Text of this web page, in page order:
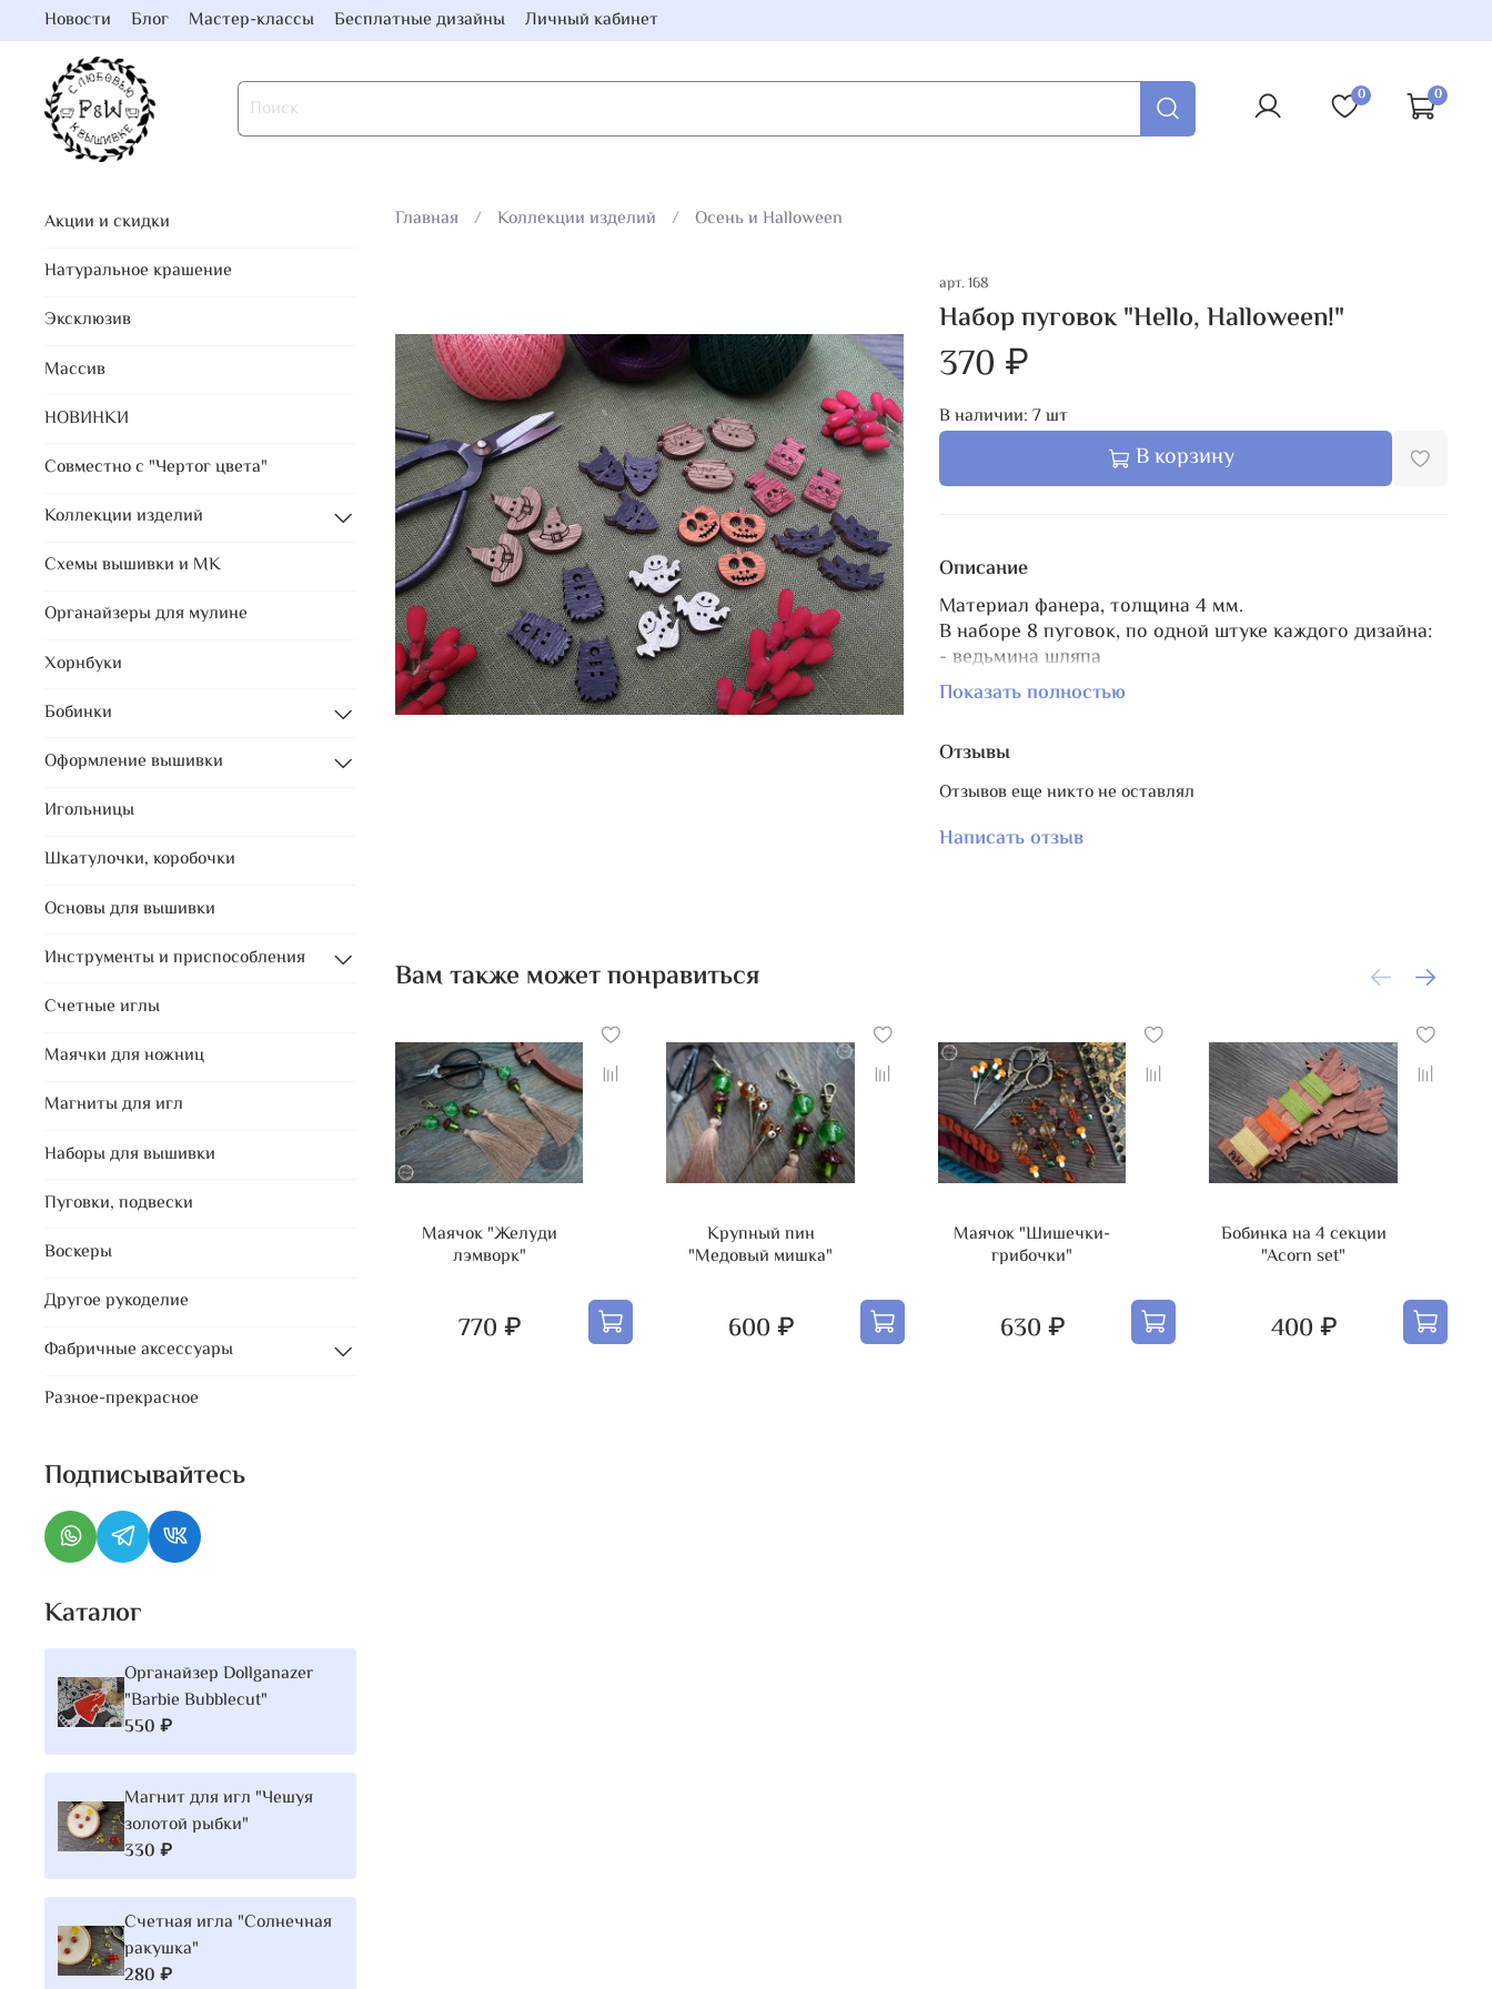
Новости Блог Мастер-классы Бесплатные дизайны Личный кабинет
0 0
Главная Коллекции изделий Осень и Halloween
арт.168
Набор пуговок "Hello, Halloween!"
370 ₽
В наличии: 7шт
В корзину
Описание
Материал фанера, толщина 4 мм.
В наборе 8 пуговок, по одной штуке каждого дизайна:
- ведьмина шляпа
- ведьмин котёл
- ведьмин пузырек с зельем
- летучая мышь
- чертик
- привидение (самое обаятельное!)
Показать полностью
Отзывы
Отзывов еще никто не оставлял
Написать отзыв
Вам также может понравиться
Маячок "Желуди
лэмворк"
770 ₽
Крупный пин
"Медовый мишка"
600 ₽
Маячок "Шишечки-
грибочки"
630 ₽
Бобинка на 4 секции
"Acorn set"
400 ₽
Акции и скидки
Натуральное крашение
Эксклюзив
Массив
НОВИНКИ
Совместно с "Чертог цвета"
Коллекции изделий
Схемы вышивки и МК
Органайзеры для мулине
Хорнбуки
Бобинки
Оформление вышивки
Игольницы
Шкатулочки, коробочки
Основы для вышивки
Инструменты и приспособления
Счетные иглы
Маячки для ножниц
Магниты для игл
Наборы для вышивки
Пуговки, подвески
Воскеры
Другое рукоделие
Фабричные аксессуары
Разное-прекрасное
Подписывайтесь
Каталог
Органайзер Dollganazer
"Barbie Bubblecut"
550 ₽
Магнит для игл "Чешуя
золотой рыбки"
330 ₽
Счетная игла "Солнечная
ракушка"
280 ₽